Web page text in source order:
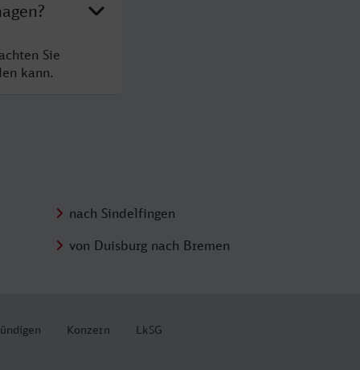
Sie
kann.
nach Sindelfingen
von Duisburg nach Bremen
Konzern LkSG